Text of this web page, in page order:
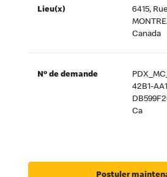
Lieu(x)
6415,
Canada
Nº de demande
42B1-
Ca
Postuler